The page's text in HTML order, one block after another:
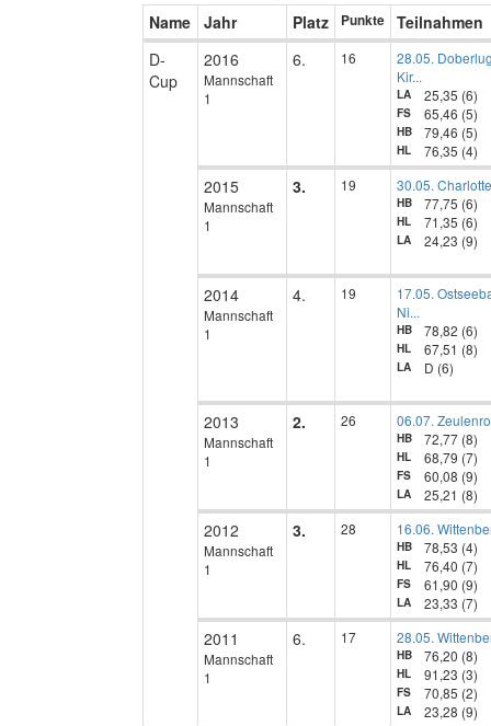
Name Jahr Platz Punkte
Teilnahmen
D-
Cup
2016
Mannschaft
1
6. 16
28.05.
Kir...
LA 25,35 (6)
FS 65,46 (5)
HB 79,46 (5)
HL 76,35 (4)
2015
Mannschaft
1
3. 19 30.05.
HB 77,75 (6)
HL 71,35 (6)
LA 24,23 (9)
2014
Mannschaft
1
4. 19
17.05.
Ni...
HB 78,82 (6)
HL 67,51 (8)
LA D (6)
2013
Mannschaft
1
2. 26 06.07.
HB 72,77 (8)
HL 68,79 (7)
FS 60,08 (9)
LA 25,21 (8)
2012
Mannschaft
1
3. 28 16.06.
HB 78,53 (4)
HL 76,40 (7)
FS 61,90 (9)
LA 23,33 (7)
2011
Mannschaft
1
6. 17 28.05.
HB 76,20 (8)
HL 91,23 (3)
FS 70,85 (2)
LA 23,28 (9)